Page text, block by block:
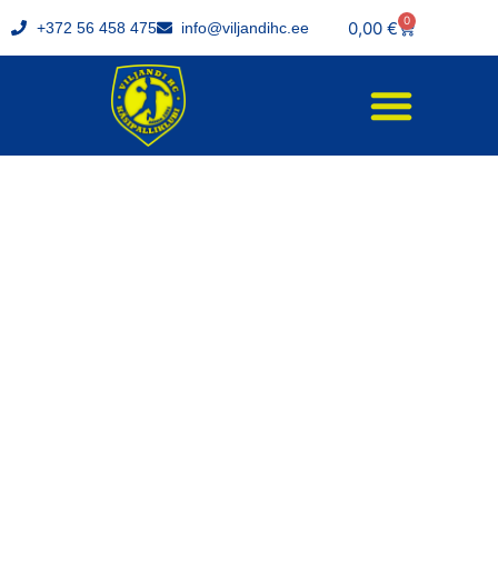
+372 56 458 475 info@viljandihc.ee 0,00 € 0